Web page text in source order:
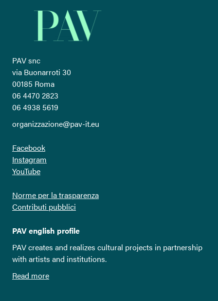
PAV snc
via Buonarroti 30
00185 Roma
06 4470 2823
06 4938 5619
organizzazione@pav-it.eu
Facebook
Instagram
YouTube
Norme per la trasparenza
Contributi pubblici
PAV english profile
PAV creates and realizes cultural projects in partnership
with artists and institutions.
Read more